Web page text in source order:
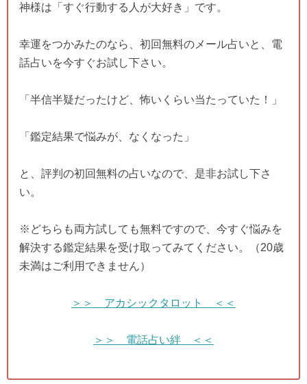
神様は「すぐ行動する人が大好き」です。
幸運をつかみたのなら、初回無料のメール占いと、電
話占いを今すぐお試し下さい。
「半信半疑だったけど、怖いくらい当たっていた！」
「鑑定結果で悩みが、なくなった」
と、評判の初回無料の占いなので、是非お試し下さ
い。
※どちらも両方試しても無料ですので、今すぐ悩みを
解決する鑑定結果を受け取ってみてください。（20歳
未満はご利用できません）
＞＞ アカシックタロット ＜＜
＞＞ 電話占い絆 ＜＜